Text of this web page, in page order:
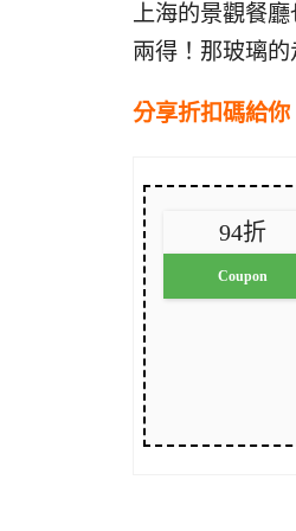
上海的景觀餐
兩得！那玻璃的
分享折扣碼給你
94折
Coupon